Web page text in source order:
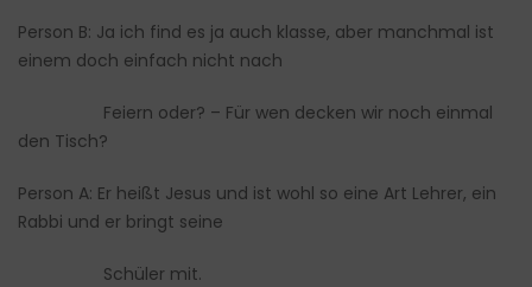
Person B: Ja ich find es ja auch klasse, aber manchmal ist
einem doch einfach nicht nach
Feiern oder? – Für wen decken wir noch einmal
den Tisch?
Person A: Er heißt Jesus und ist wohl so eine Art Lehrer, ein
Rabbi und er bringt seine
Schüler mit.